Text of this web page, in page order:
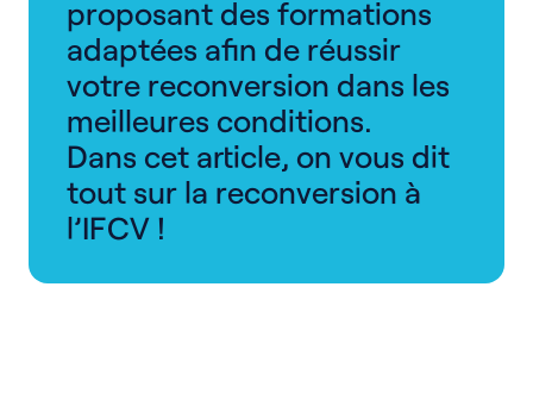
proposant des formations
adaptées afin de réussir
votre reconversion dans les
meilleures conditions.
Dans cet article, on vous dit
tout sur la reconversion à
l’IFCV !